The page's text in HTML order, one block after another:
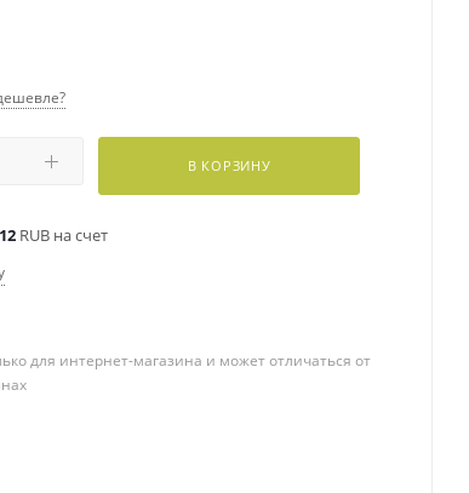
В КОРЗИНУ
12RUB на счет
для интернет-магазина и может отличаться от